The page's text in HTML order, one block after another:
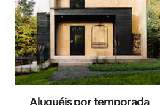
Aluguéis por temporada